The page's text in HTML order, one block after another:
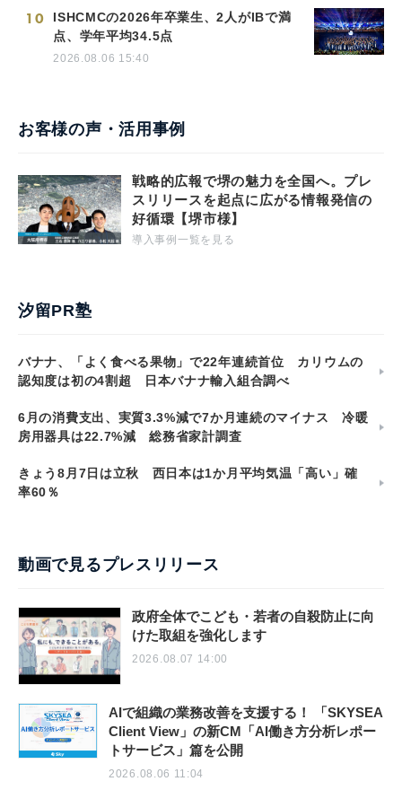
10
ISHCMCの2026年卒業生、2人がIBで満
点、学年平均34.5点
2026.08.06 15:40
お客様の声・活用事例
戦略的広報で堺の魅力を全国へ。プレ
スリリースを起点に広がる情報発信の
好循環【堺市様】
導入事例一覧を見る
汐留PR塾
バナナ、「よく食べる果物」で22年連続首位 カリウムの
認知度は初の4割超 日本バナナ輸入組合調べ
6月の消費支出、実質3.3%減で7か月連続のマイナス 冷暖
房用器具は22.7%減 総務省家計調査
きょう8月7日は立秋 西日本は1か月平均気温「高い」確
率60％
動画で見るプレスリリース
政府全体でこども・若者の自殺防止に向
けた取組を強化します
2026.08.07 14:00
AIで組織の業務改善を支援する！ 「SKYSEA
Client View」の新CM「AI働き方分析レポー
トサービス」篇を公開
2026.08.06 11:04